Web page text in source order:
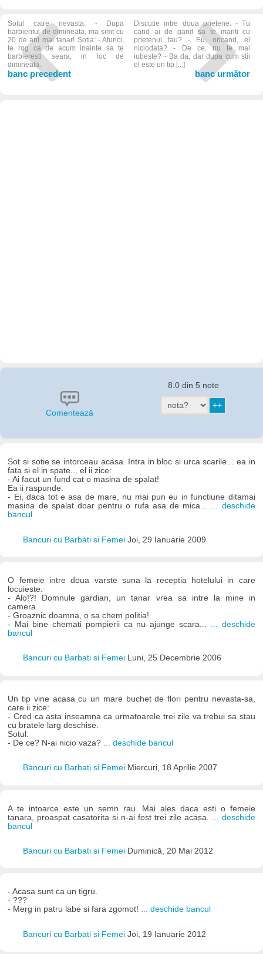
Sotul catre nevasta: - Dupa
barbieritul de dimineata, ma simt cu
20 de ani mai tanar! Sotia: - Atunci,
te rog ca de acum inainte sa te
barbieresti seara, in loc de
dimineata.
banc precedent
Discutie intre doua prietene: - Tu
cand ai de gand sa te mariti cu
prietenul tau? - Eu, oricand, el
niciodata? - De ce, nu te mai
iubeste? - Ba da, dar dupa cum stii
el este un tip [...]
banc următor
Comentează
8.0 din 5 note
Sot si sotie se intorceau acasa. Intra in bloc si urca scarile... ea in
fata si el in spate... el ii zice:
- Ai facut un fund cat o masina de spalat!
Ea ii raspunde:
- Ei, daca tot e asa de mare, nu mai pun eu in functiune ditamai
masina de spalat doar pentru o rufa asa de mica... ... deschide
bancul
Bancuri cu Barbati si Femei Joi, 29 Ianuarie 2009
O femeie intre doua varste suna la receptia hotelului in care
locuieste:
- Alo!?! Domnule gardian, un tanar vrea sa intre la mine in
camera.
- Groaznic doamna, o sa chem politia!
- Mai bine chemati pompierii ca nu ajunge scara... ... deschide
bancul
Bancuri cu Barbati si Femei Luni, 25 Decembrie 2006
Un tip vine acasa cu un mare buchet de flori pentru nevasta-sa,
care ii zice:
- Cred ca asta inseamna ca urmatoarele trei zile va trebui sa stau
cu bratele larg deschise.
Sotul:
- De ce? N-ai nicio vaza?
... deschide bancul
Bancuri cu Barbati si Femei Miercuri, 18 Aprilie 2007
A te intoarce este un semn rau. Mai ales daca esti o femeie
tanara, proaspat casatorita si n-ai fost trei zile acasa.
... deschide
bancul
Bancuri cu Barbati si Femei Duminică, 20 Mai 2012
- Acasa sunt ca un tigru.
- ???
- Merg in patru labe si fara zgomot! ... deschide bancul
Bancuri cu Barbati si Femei Joi, 19 Ianuarie 2012